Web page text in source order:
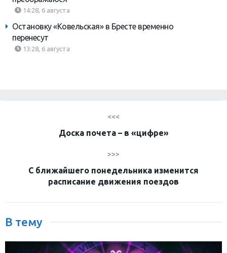
14:28, 6 августа
Остановку «Ковельская» в Бресте временно
перенесут
13:28, 6 августа
<<<
Доска почета – в «цифре»
>>>
С ближайшего понедельника изменится
расписание движения поездов
В тему